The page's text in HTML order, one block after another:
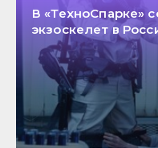
В «ТехноСпарке»
экзоскелет в